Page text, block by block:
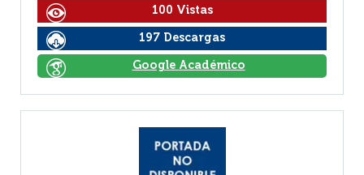
100 Vistas
197 Descargas
Google Académico